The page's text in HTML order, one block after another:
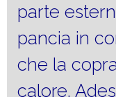
parte
pancia in
che la
calore.